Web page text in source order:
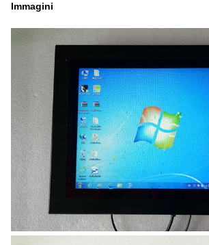
Immagini